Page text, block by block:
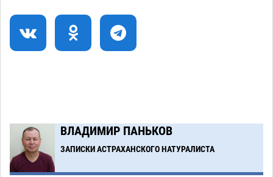
Астраханский суд оценил четыре удара по
голове полицейского в сто тысяч рублей
18:57
В Астрахани впервые открыли смену по
теории игр
ВЛАДИМИР ПАНЬКОВ
ЗАПИСКИ АСТРАХАНСКОГО НАТУРАЛИСТА